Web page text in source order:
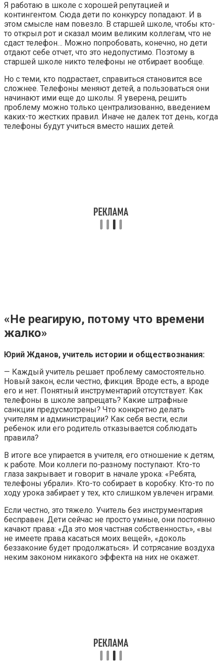
Я работаю в школе с хорошей репутацией и
контингентом. Сюда дети по конкурсу попадают. И в
этом смысле нам повезло. В старшей школе, чтобы кто-
то открыл рот и сказал моим великим коллегам, что не
сдаст телефон… Можно попробовать, конечно, но дети
отдают себе отчет, что это недопустимо. Поэтому в
старшей школе никто телефоны не отбирает вообще.
Но с теми, кто подрастает, справиться становится все
сложнее. Телефоны меняют детей, а пользоваться они
начинают ими еще до школы. Я уверена, решить
проблему можно только централизованно, введением
каких-то жестких правил. Иначе не далек тот день, когда
телефоны будут учиться вместо наших детей.
«Не реагирую, потому что времени
жалко»
Юрий Жданов, учитель истории и обществознания:
— Каждый учитель решает проблему самостоятельно.
Новый закон, если честно, фикция. Вроде есть, а вроде
его и нет. Понятный инструментарий отсутствует. Как
телефоны в школе запрещать? Какие штрафные
санкции предусмотрены? Что конкретно делать
учителям и администрации? Как себя вести, если
ребенок или его родитель отказывается соблюдать
правила?
В итоге все упирается в учителя, его отношение к детям,
к работе. Мои коллеги по-разному поступают. Кто-то
глаза закрывает и говорит в начале урока: «Ребята,
телефоны убрали». Кто-то собирает в коробку. Кто-то по
ходу урока забирает у тех, кто слишком увлечен играми.
Если честно, это тяжело. Учитель без инструментария
бесправен. Дети сейчас не просто умные, они постоянно
качают права: «Да это моя частная собственность», «вы
не имеете права касаться моих вещей», «доколь
беззаконие будет продолжаться». И сотрясание воздуха
неким законом никакого эффекта на них не окажет.